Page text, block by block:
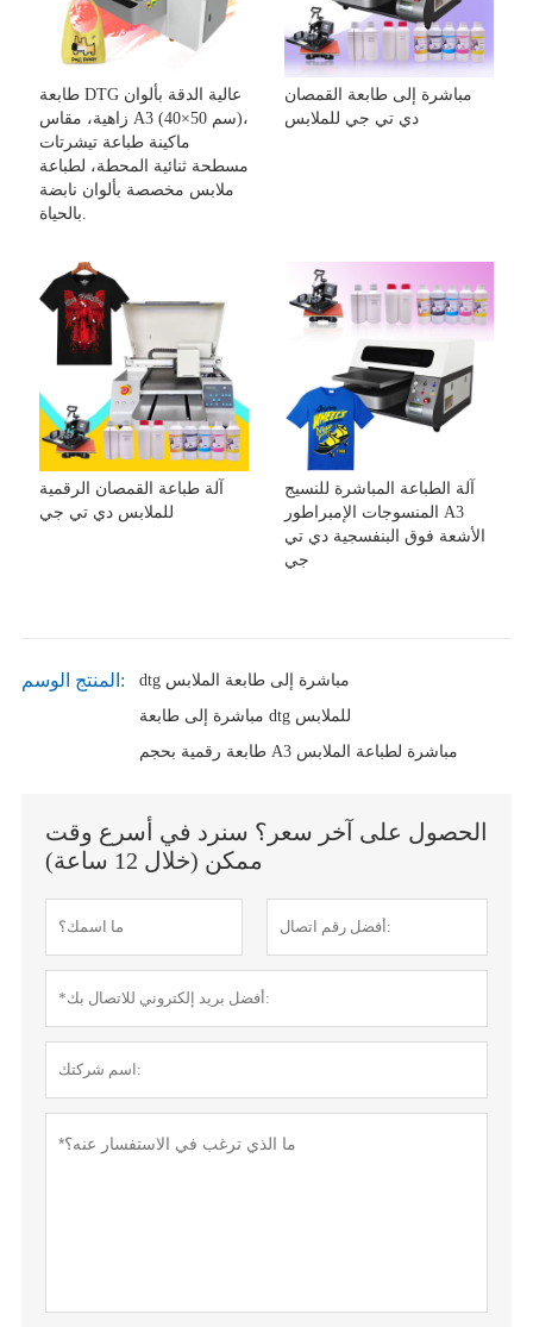
طابعة DTG عالية الدقة بألوان
زاهية، مقاس A3 (40×50 سم)،
ماكينة طباعة تيشرتات
مسطحة ثنائية المحطة، لطباعة
ملابس مخصصة بألوان نابضة
مباشرة إلى طابعة القمصان
دي تي جي للملابس
آلة طباعة القمصان الرقمية
للملابس دي تي جي
آلة الطباعة المباشرة للنسيج
المنسوجات الإمبراطور A3
الأشعة فوق البنفسجية دي تي
جي
المنتج الوسم:
dtg مباشرة إلى طابعة الملابس
مباشرة إلى طابعة dtg للملابس
طابعة رقمية بحجم A3 مباشرة لطباعة الملابس
الحصول على آخر سعر؟ سنرد في أسرع وقت
ممكن (خلال 12 ساعة)